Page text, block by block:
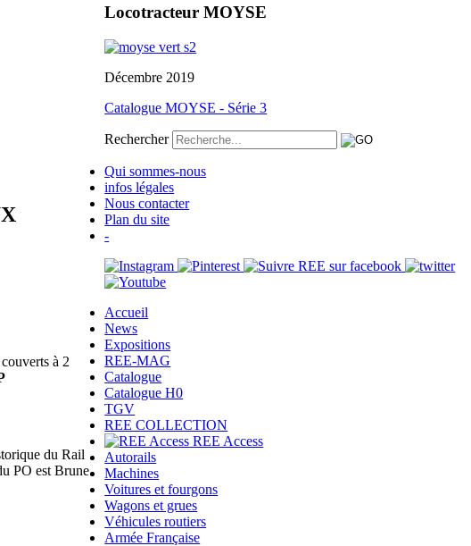
à 2
du Rail
PO est Brune.
Locotracteur MOYSE
Décembre 2019
Catalogue MOYSE - Série 3
Rechercher
Qui sommes-nous
infos légales
Nous contacter
Plan du site
-
Accueil
News
Expositions
REE-MAG
Catalogue
Catalogue H0
TGV
REE COLLECTION
REE Access
Autorails
Machines
Voitures et fourgons
Wagons et grues
Véhicules routiers
Armée Française